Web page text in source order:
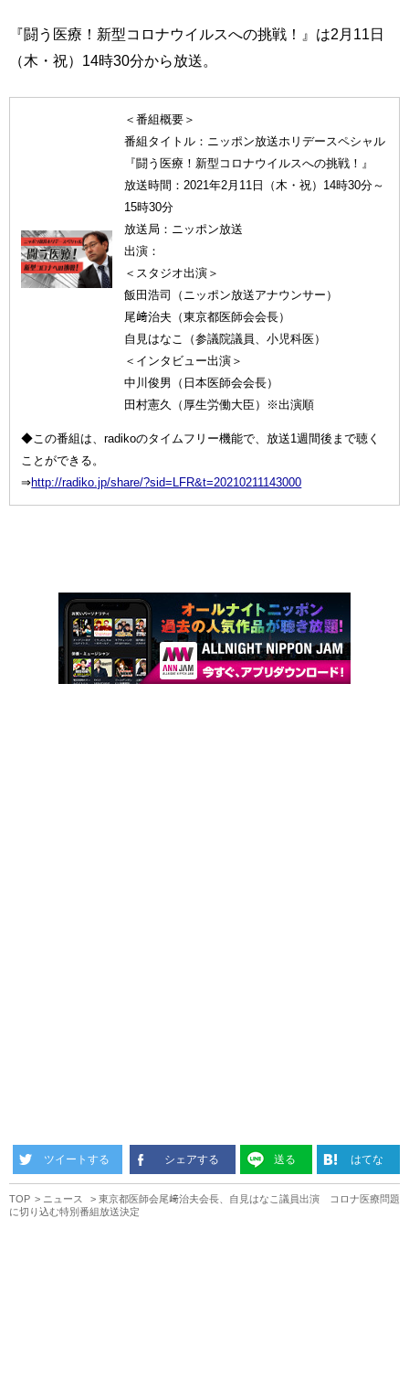
『闘う医療！新型コロナウイルスへの挑戦！』は2月11日
（木・祝）14時30分から放送。
＜番組概要＞
番組タイトル：ニッポン放送ホリデースペシャル
『闘う医療！新型コロナウイルスへの挑戦！』
放送時間：2021年2月11日（木・祝）14時30分～
15時30分
放送局：ニッポン放送
出演：
＜スタジオ出演＞
飯田浩司（ニッポン放送アナウンサー）
尾﨑治夫（東京都医師会会長）
自見はなこ（参議院議員、小児科医）
＜インタビュー出演＞
中川俊男（日本医師会会長）
田村憲久（厚生労働大臣）※出演順
◆この番組は、radikoのタイムフリー機能で、放送1週間後まで聴く
ことができる。
⇒http://radiko.jp/share/?sid=LFR&t=20210211143000
ツイートする シェアする 送る はてな
TOP ニュース
東京都医師会尾﨑治夫会長、自見はなこ議員出演 コロナ医療問題
に切り込む特別番組放送決定